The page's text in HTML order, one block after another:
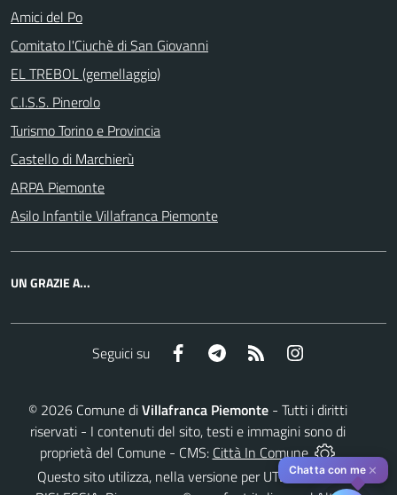
Amici del Po
Comitato l'Ciuchè di San Giovanni
EL TREBOL (gemellaggio)
C.I.S.S. Pinerolo
Turismo Torino e Provincia
Castello di Marchierù
ARPA Piemonte
Asilo Infantile Villafranca Piemonte
UN GRAZIE A...
Seguici su Facebook Telegram RSS
© 2026 Comune diVillafranca Piemonte - Tutti i diritti
riservati - I contenuti del sito, testi e immagini sono di
proprietà del Comune - CMS: Città In Comune
Questo sito utilizza, nella versione per UTENTI CON
Chatta con me ✕